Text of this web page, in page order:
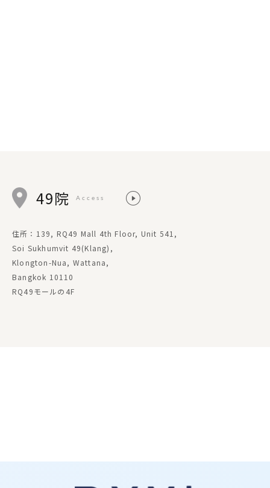
49院 Access
住所：139, RQ49 Mall 4th Floor, Unit 541,
Soi Sukhumvit 49(Klang),
Klongton-Nua, Wattana,
Bangkok 10110
RQ49モールの4F